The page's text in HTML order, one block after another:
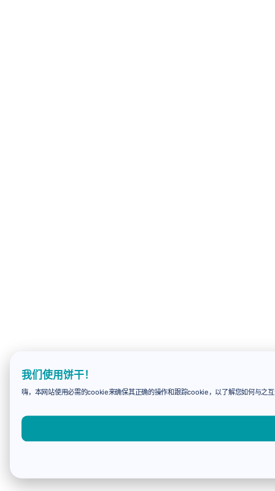
我们使用饼干！
嗨，本网站使用必需的cookie来确保其正确的操作和跟踪cookie，以了解您如何与之